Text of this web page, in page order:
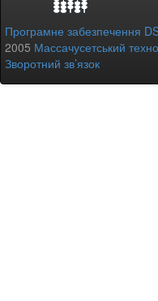
Програмне забезпечення
2005 Массачусетський
Зворотний зв’язок